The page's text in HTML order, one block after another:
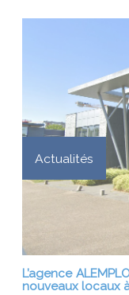
Actualités
L’agence
nouveaux locaux